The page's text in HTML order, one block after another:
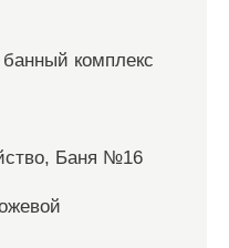
комплекс
Баня №16